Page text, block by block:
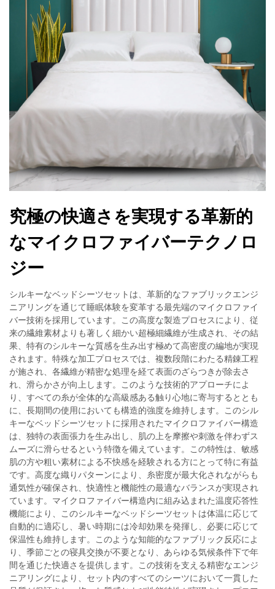
究極の快適さを実現する革新的
なマイクロファイバーテクノロ
ジー
シルキーなベッドシーツセットは、革新的なファブリックエンジ
ニアリングを通じて睡眠体験を変革する最先端のマイクロファイ
バー技術を採用しています。この高度な製造プロセスにより、従
来の繊維素材よりも著しく細かい超極細繊維が生成され、その結
果、特有のシルキーな質感を生み出す極めて高密度の編地が実現
されます。特殊な加工プロセスでは、複数段階にわたる精錬工程
が施され、各繊維が精密な処理を経て表面のざらつきが除去さ
れ、滑らかさが向上します。このような技術的アプローチによ
り、すべての糸が全体的な高級感ある触り心地に寄与するととも
に、長期間の使用においても構造的強度を維持します。このシル
キーなベッドシーツセットに採用されたマイクロファイバー構造
は、独特の表面張力を生み出し、肌の上を摩擦や刺激を伴わずス
ムーズに滑らせるという特徴を備えています。この特性は、敏感
肌の方や粗い素材による不快感を経験される方にとって特に有益
です。高度な織りパターンにより、糸密度が最大化されながらも
通気性が確保され、快適性と機能性の最適なバランスが実現され
ています。マイクロファイバー構造内に組み込まれた温度応答性
機能により、このシルキーなベッドシーツセットは体温に応じて
自動的に適応し、暑い時期には冷却効果を発揮し、必要に応じて
保温性も維持します。このような知能的なファブリック反応によ
り、季節ごとの寝具交換が不要となり、あらゆる気候条件下で年
間を通じた快適さを提供します。この技術を支える精密なエンジ
ニアリングにより、セット内のすべてのシーツにおいて一貫した